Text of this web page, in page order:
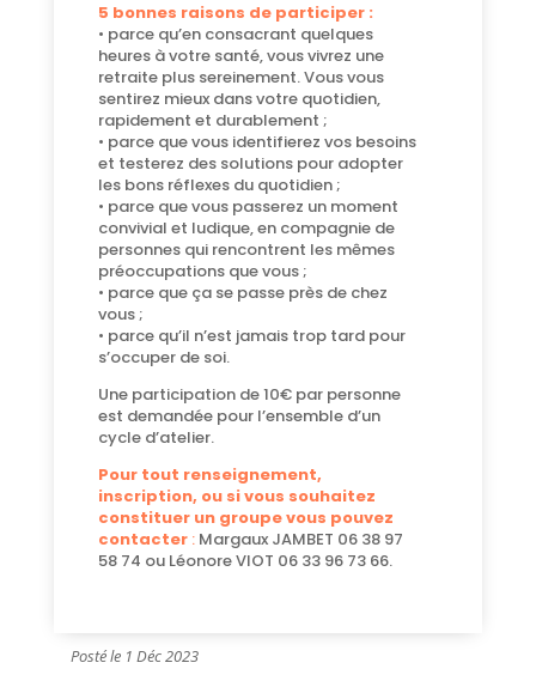
5 bonnes raisons de participer :
• parce qu’en consacrant quelques
heures à votre santé, vous vivrez une
retraite plus sereinement. Vous vous
sentirez mieux dans votre quotidien,
rapidement et durablement ;
• parce que vous identifierez vos besoins
et testerez des solutions pour adopter
les bons réflexes du quotidien ;
• parce que vous passerez un moment
convivial et ludique, en compagnie de
personnes qui rencontrent les mêmes
préoccupations que vous ;
• parce que ça se passe près de chez
vous ;
• parce qu’il n’est jamais trop tard pour
s’occuper de soi.
Une participation de 10€ par personne
est demandée pour l’ensemble d’un
cycle d’atelier.
Pour tout renseignement,
inscription, ou si vous souhaitez
constituer un groupe vous pouvez
contacter:Margaux JAMBET 06 38 97
58 74 ou Léonore VIOT 06 33 96 73 66.
Posté le 1 Déc 2023